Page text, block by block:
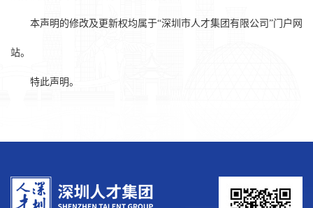
本声明的修改及更新权均属于“深圳市人才集团有限公司”门户网
站。
特此声明。